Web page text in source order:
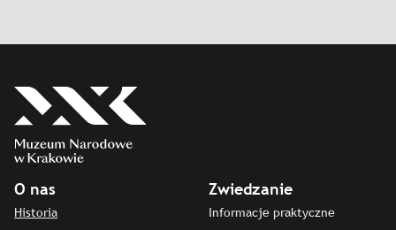
O nas
Historia
Zwiedzanie
Informacje praktyczne